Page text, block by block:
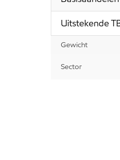
Uitstekende
Gewicht
Sector